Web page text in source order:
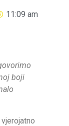
11:09 am
boji